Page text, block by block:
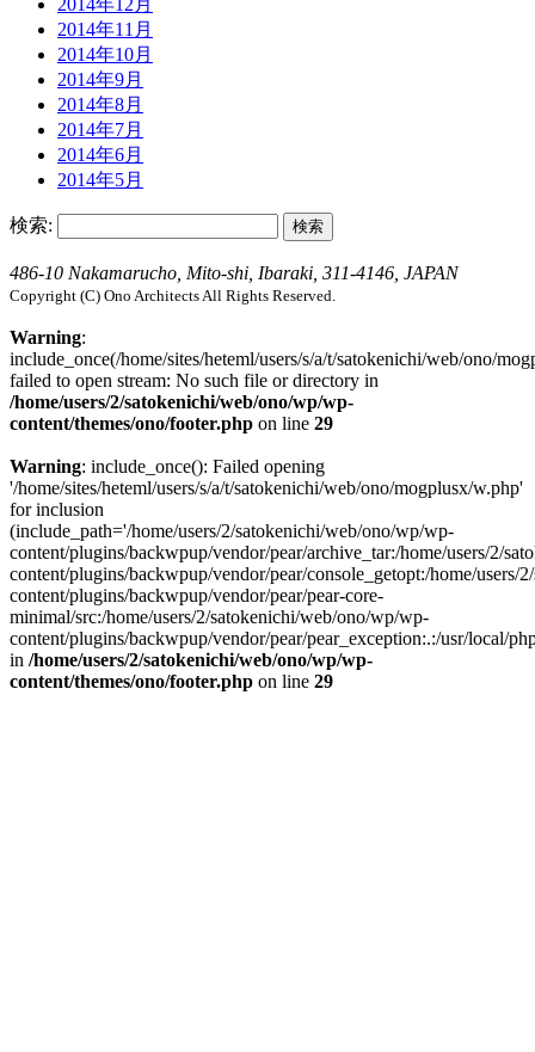
2014年12月
2014年11月
2014年10月
2014年9月
2014年8月
2014年7月
2014年6月
2014年5月
検索:
486-10 Nakamarucho, Mito-shi, Ibaraki, 311-4146, JAPAN
Copyright (C) Ono Architects All Rights Reserved.
Warning:
include_once(/home/sites/heteml/users/s/a/t/satokenichi/web/ono/
failed to open stream: No such file or directory in
/home/users/2/satokenichi/web/ono/wp/wp-
content/themes/ono/footer.php on line 29
Warning: include_once(): Failed opening
'/home/sites/heteml/users/s/a/t/satokenichi/web/ono/mogplusx/w.php'
for inclusion
(include_path='/home/users/2/satokenichi/web/ono/wp/wp-
content/plugins/backwpup/vendor/pear/archive_tar:/home/users/2/
content/plugins/backwpup/vendor/pear/console_getopt:/home/users/
content/plugins/backwpup/vendor/pear/pear-core-
minimal/src:/home/users/2/satokenichi/web/ono/wp/wp-
content/plugins/backwpup/vendor/pear/pear_exception:.:/usr/local/
in /home/users/2/satokenichi/web/ono/wp/wp-
content/themes/ono/footer.php on line 29